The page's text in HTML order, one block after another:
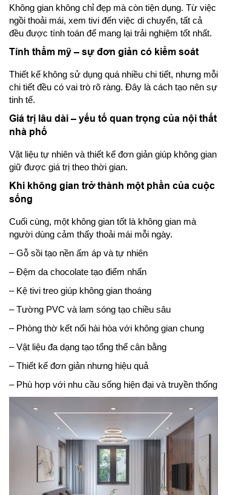
Không gian không chỉ đẹp mà còn tiện dụng. Từ việc
ngồi thoải mái, xem tivi đến việc di chuyển, tất cả
đều được tính toán để mang lại trải nghiệm tốt nhất.
Tính thẩm mỹ – sự đơn giản có kiểm soát
Thiết kế không sử dụng quá nhiều chi tiết, nhưng mỗi
chi tiết đều có vai trò rõ ràng. Đây là cách tạo nên sự
tinh tế.
Giá trị lâu dài – yếu tố quan trọng của nội thất
nhà phố
Vật liệu tự nhiên và thiết kế đơn giản giúp không gian
giữ được giá trị theo thời gian.
Khi không gian trở thành một phần của cuộc
sống
Cuối cùng, một không gian tốt là không gian mà
người dùng cảm thấy thoải mái mỗi ngày.
– Gỗ sồi tạo nền ấm áp và tự nhiên
– Đệm da chocolate tạo điểm nhấn
– Kệ tivi treo giúp không gian thoáng
– Tường PVC và lam sóng tạo chiều sâu
– Phòng thờ kết nối hài hòa với không gian chung
– Vật liệu đa dạng tạo tổng thể cân bằng
– Thiết kế đơn giản nhưng hiệu quả
– Phù hợp với nhu cầu sống hiện đại và truyền thống